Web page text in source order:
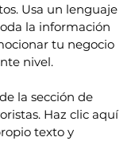
Usa un lenguaje
la información
tu negocio
nivel.
la sección de
Haz clic aquí
texto y